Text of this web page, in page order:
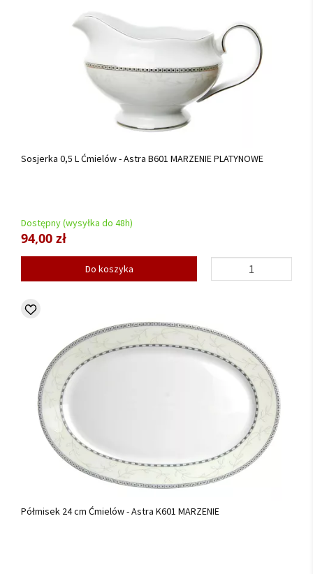
Sosjerka 0,5 L Ćmielów - Astra B601 MARZENIE PLATYNOWE
Dostępny (wysyłka do 48h)
94,00 zł
Do koszyka
Półmisek 24 cm Ćmielów - Astra K601 MARZENIE